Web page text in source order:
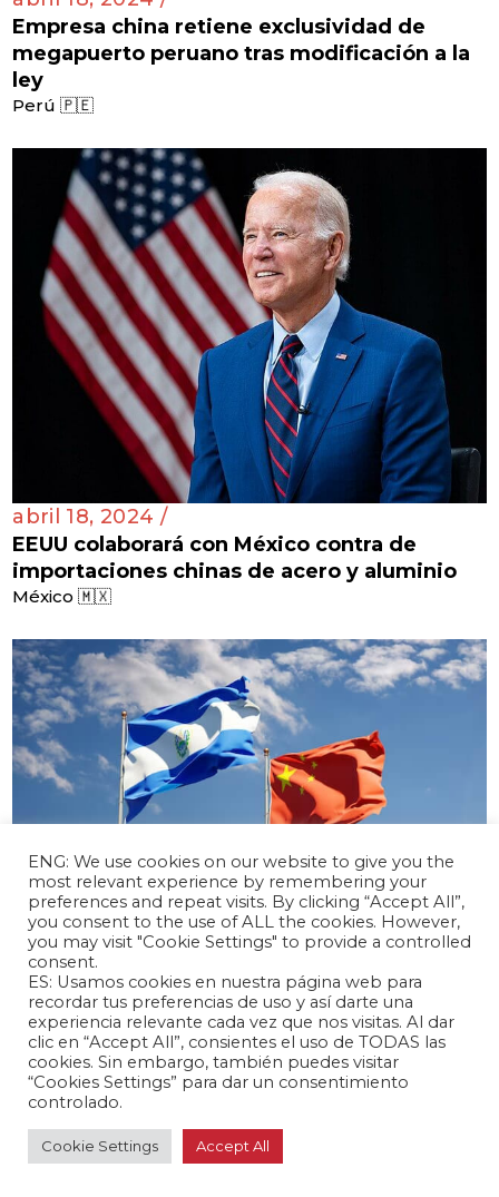
Empresa china retiene exclusividad de
megapuerto peruano tras modificación a la
ley
Perú 🇵🇪
abril 18, 2024 /
EEUU colaborará con México contra de
importaciones chinas de acero y aluminio
México 🇲🇽
abril 17, 2024 /
El Salvador y China inician negociaciones
para un TLC
Latinoamérica 🌎
ENG: We use cookies on our website to give you the
most relevant experience by remembering your
preferences and repeat visits. By clicking “Accept All”,
you consent to the use of ALL the cookies. However,
you may visit "Cookie Settings" to provide a controlled
consent.
ES: Usamos cookies en nuestra página web para
recordar tus preferencias de uso y así darte una
experiencia relevante cada vez que nos visitas. Al dar
clic en “Accept All”, consientes el uso de TODAS las
cookies. Sin embargo, también puedes visitar
“Cookies Settings” para dar un consentimiento
controlado.
Cookie Settings Accept All